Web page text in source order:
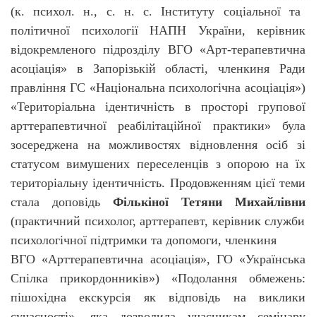
(к. психол. н., с. н. с. Інституту соціальної та
політичної психології НАПН України, керівник
відокремленого підрозділу ВГО «Арт-терапевтична
асоціація» в Запорізькій області, членкиня Ради
правління ГС «Національна психологічна асоціація»)
«Територіальна ідентичність в просторі групової
арттерапевтичної реабілітаційної практики» була
зосереджена на можливостях відновлення осіб зі
статусом вимушених переселенців з опорою на їх
територіальну ідентичність. Продовженням цієї теми
стала доповідь Фількіної Тетяни Михайлівни
(практичний психолог, арттерапевт, керівник служби
психологічної підтримки та допомоги, членкиня
ВГО «Арттерапевтична асоціація», ГО «Українська
Спілка прикордонників») «Подолання обмежень:
пішохідна екскурсія як відповідь на виклики